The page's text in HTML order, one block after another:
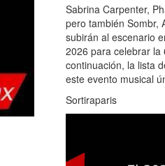
Sabrina Carpenter,
pero también Sombr,
subirán al escenario
2026 para celebrar la
continuación, la lista
este evento musical
Sortiraparis